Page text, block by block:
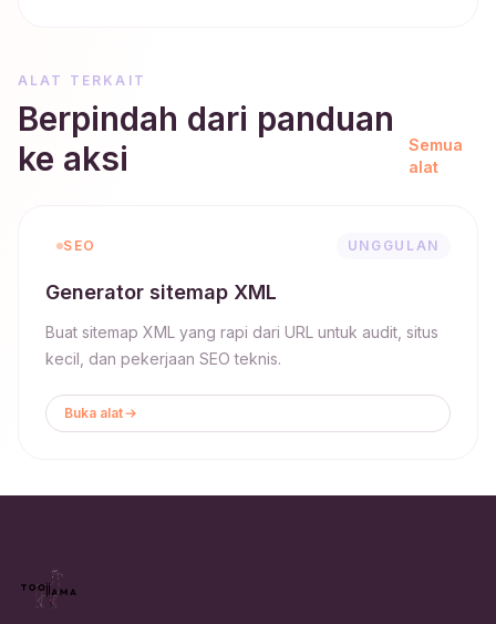
ALAT TERKAIT
Berpindah dari panduan
ke aksi
Semua
alat
SEO UNGGULAN
Generator sitemap XML
Buat sitemap XML yang rapi dari URL untuk audit, situs
kecil, dan pekerjaan SEO teknis.
Buka alat